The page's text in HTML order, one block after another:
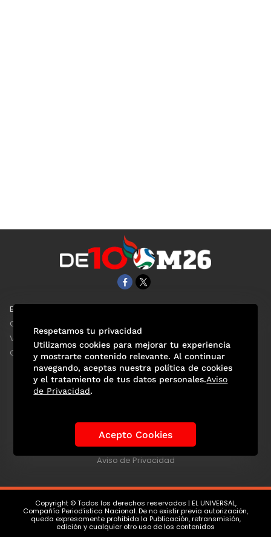
EL UNIVERSAL
Clase
ViveUSA
Confabulario
Historia de los Mundiales Lo viral Anécdotas Mundialistas
Las Figuras Tendencias Directorio
Aviso de Privacidad
Copyright © Todos los derechos reservados | EL UNIVERSAL,
Compañía Periodística Nacional. De no existir previa autorización,
queda expresamente prohibida la Publicación, retransmisión,
edición y cualquier otro uso de los contenidos
Respetamos tu privacidad
Utilizamos cookies para mejorar tu experiencia
y mostrarte contenido relevante. Al continuar
navegando, aceptas nuestra política de cookies
y el tratamiento de tus datos personales.Aviso
de Privacidad.
Acepto Cookies